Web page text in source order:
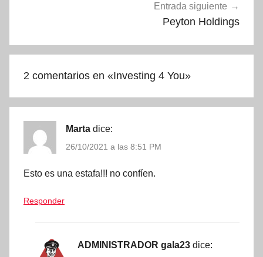
Entrada siguiente
Peyton Holdings
2 comentarios en «Investing 4 You»
Marta dice:
26/10/2021 a las 8:51 PM
Esto es una estafa!!! no confíen.
Responder
ADMINISTRADOR gala23 dice: